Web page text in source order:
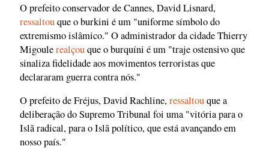
O prefeito conservador de Cannes, David Lisnard,
ressaltouque o burkini é um "uniforme símbolo do
extremismo islâmico." O administrador da cidade Thierry
Migoulerealçouque o burquíni é um "traje ostensivo que
sinaliza fidelidade aos movimentos terroristas que
declararam guerra contra nós."
O prefeito de Fréjus, David Rachline,ressaltouque a
deliberação do Supremo Tribunal foi uma "vitória para o
Islã radical, para o Islã político, que está avançando em
nosso país."